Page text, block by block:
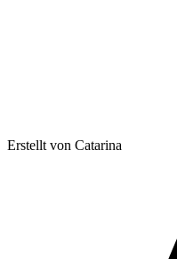
Erstellt von Catarina